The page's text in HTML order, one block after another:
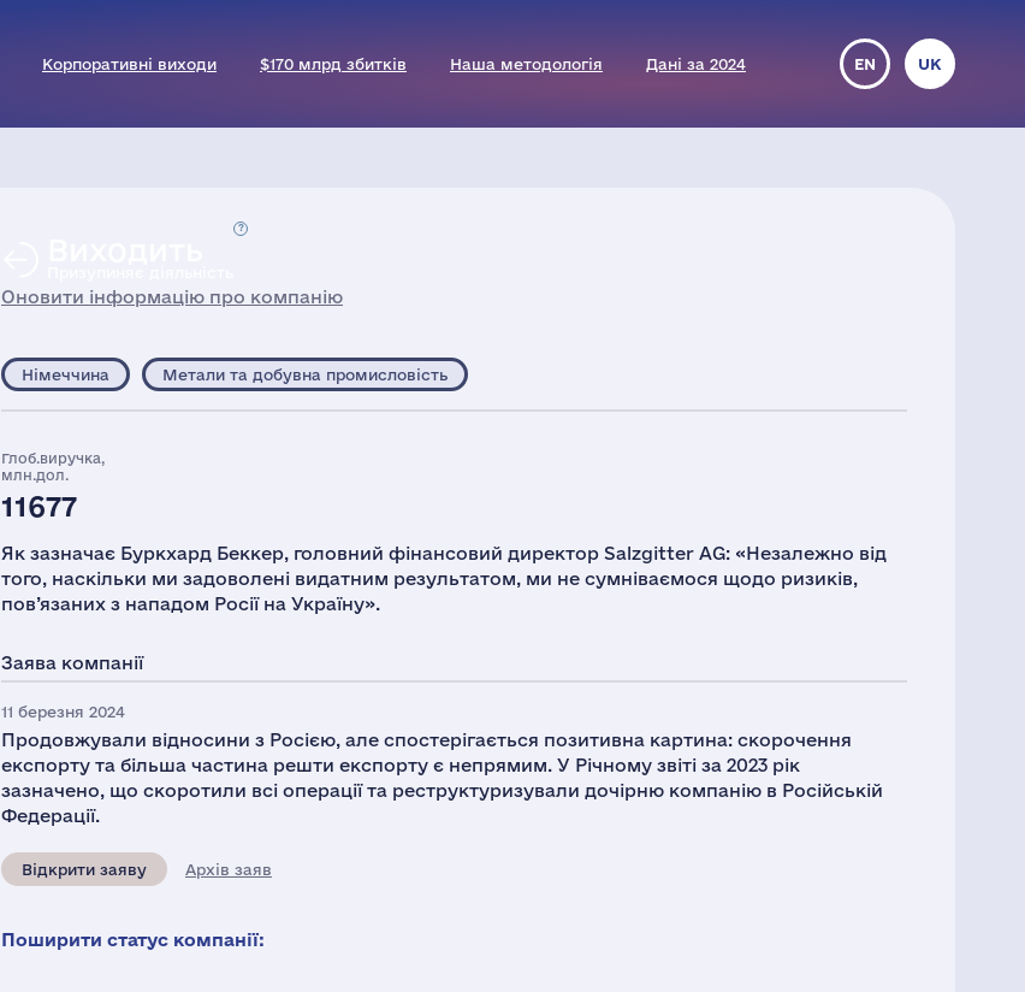
Корпоративні виходи $170 млрд збитків Наша методологія Дані за 2024 EN UK
Оновити інформацію про компанію
Німеччина Метали та добувна промисловість
Глоб.виручка,
млн.дол.
11677
Як зазначає Буркхард Беккер, головний фінансовий директор Salzgitter AG: «Незалежно від
того, наскільки ми задоволені видатним результатом, ми не сумніваємося щодо ризиків,
пов’язаних з нападом Росії на Україну».
Заява компанії
11 березня 2024
Продовжували відносини з Росією, але спостерігається позитивна картина: скорочення
експорту та більша частина решти експорту є непрямим. У Річному звіті за 2023 рік
зазначено, що скоротили всі операції та реструктуризували дочірню компанію в Російській
Федерації.
Відкрити заяву Архів заяв
Поширити статус компанії: